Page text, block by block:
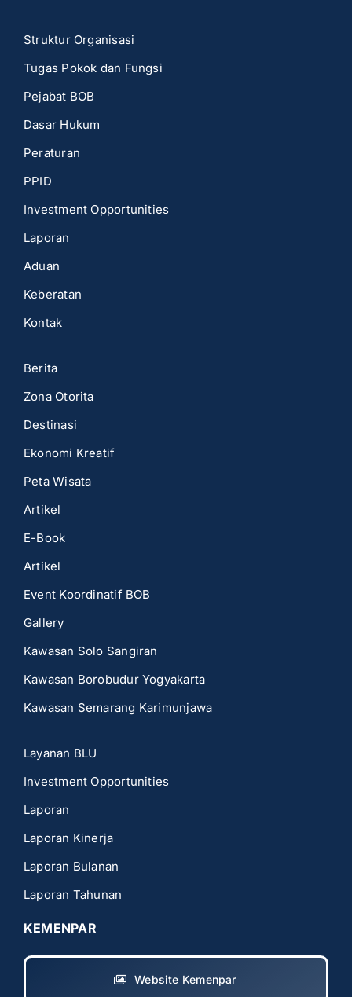
Struktur Organisasi
Tugas Pokok dan Fungsi
Pejabat BOB
Dasar Hukum
Peraturan
PPID
Investment Opportunities
Laporan
Aduan
Keberatan
Kontak
Berita
Zona Otorita
Destinasi
Ekonomi Kreatif
Peta Wisata
Artikel
E-Book
Artikel
Event Koordinatif BOB
Gallery
Kawasan Solo Sangiran
Kawasan Borobudur Yogyakarta
Kawasan Semarang Karimunjawa
Layanan BLU
Investment Opportunities
Laporan
Laporan Kinerja
Laporan Bulanan
Laporan Tahunan
KEMENPAR
Website Kemenpar